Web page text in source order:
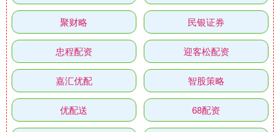
聚财略 民银证券
忠程配资 迎客松配资
嘉汇优配 智股策略
优配送 68配资